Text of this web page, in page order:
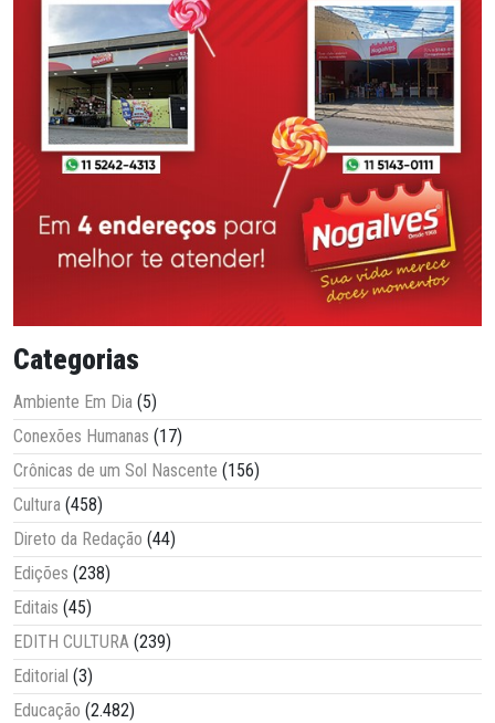
Categorias
Ambiente Em Dia (5)
Conexões Humanas (17)
Crônicas de um Sol Nascente (156)
Cultura (458)
Direto da Redação (44)
Edições (238)
Editais (45)
EDITH CULTURA (239)
Editorial (3)
Educação (2.482)